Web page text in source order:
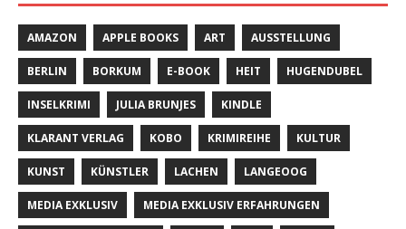
AMAZON APPLE BOOKS ART AUSSTELLUNG
BERLIN BORKUM E-BOOK HEIT HUGENDUBEL
INSELKRIMI JULIA BRUNJES KINDLE
KLARANT VERLAG KOBO KRIMIREIHE KULTUR
KUNST KÜNSTLER LACHEN LANGEOOG
MEDIA EXKLUSIV MEDIA EXKLUSIV ERFAHRUNGEN